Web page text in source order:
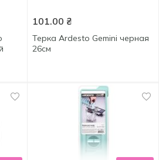
101.00 ₴
Терка Ardesto Gemini черная
26см